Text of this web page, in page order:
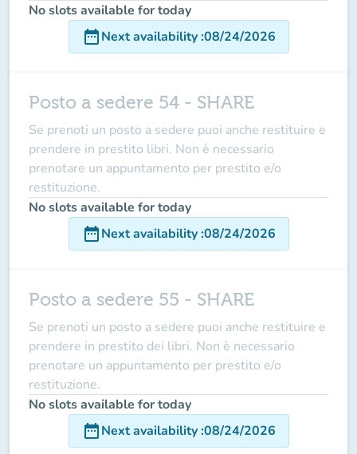
No slots available for today
date_rangeNext availability:08/24/2026
Posto a sedere 54 - SHARE
Se prenoti un posto a sedere puoi anche restituire e
prendere in prestito libri. Non è necessario
prenotare un appuntamento per prestito e/o
restituzione.
No slots available for today
date_rangeNext availability:08/24/2026
Posto a sedere 55 - SHARE
Se prenoti un posto a sedere puoi anche restituire e
prendere in prestito dei libri. Non è necessario
prenotare un appuntamento per prestito e/o
restituzione.
No slots available for today
date_rangeNext availability:08/24/2026